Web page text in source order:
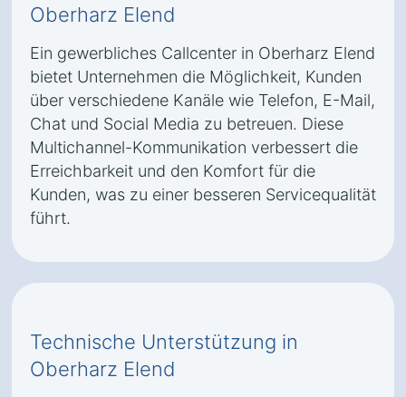
Oberharz Elend
Ein gewerbliches Callcenter in Oberharz Elend
bietet Unternehmen die Möglichkeit, Kunden
über verschiedene Kanäle wie Telefon, E-Mail,
Chat und Social Media zu betreuen. Diese
Multichannel-Kommunikation verbessert die
Erreichbarkeit und den Komfort für die
Kunden, was zu einer besseren Servicequalität
führt.
Technische Unterstützung in
Oberharz Elend